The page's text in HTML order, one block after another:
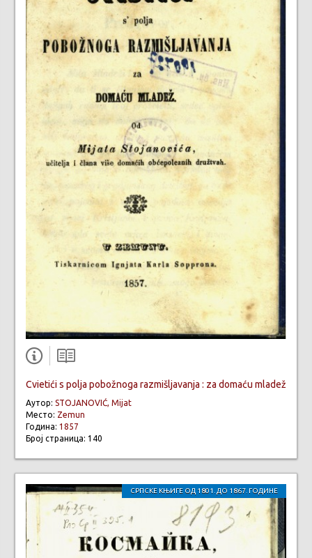
Cvietići s polja pobožnoga razmišljavanja : za domaću mladež
Аутор: STOJANOVIĆ, Mijat
Место: Zemun
Година: 1857
Број страница: 140
СРПСКЕ КЊИГЕ ОД 1801. ДО 1867. ГОДИНЕ